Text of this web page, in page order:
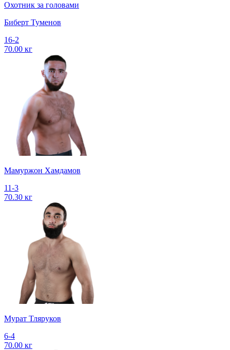
Охотник за головами
Биберт Туменов
16-2
70.00 кг
Мамуржон Хамдамов
11-3
70.30 кг
Мурат Тляруков
6-4
70.00 кг